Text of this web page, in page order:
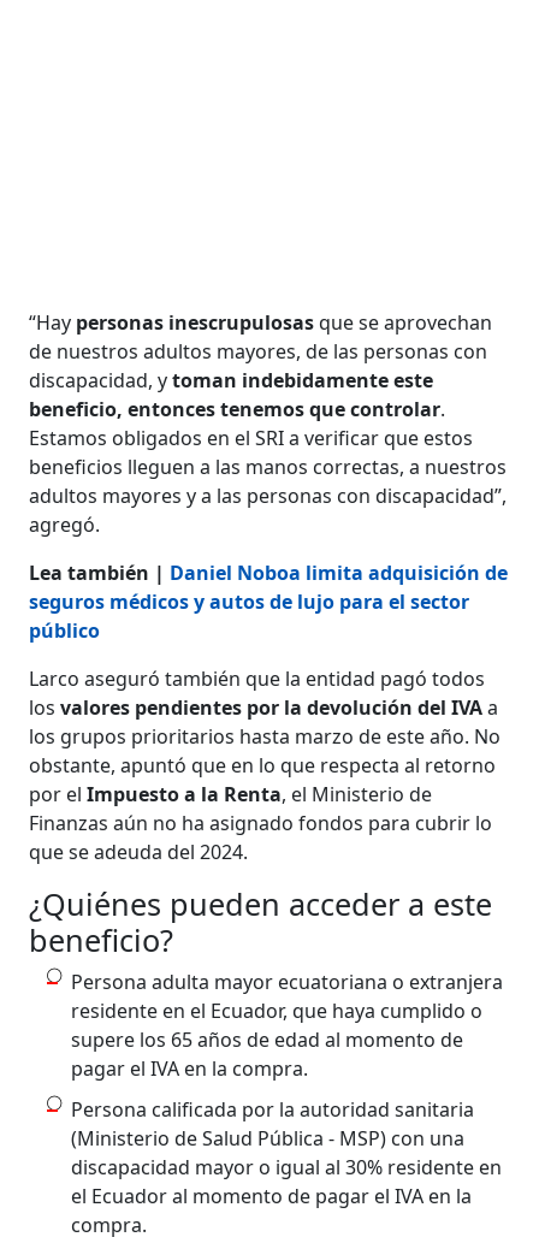
“Hay personas inescrupulosasque se aprovechan
de nuestros adultos mayores, de las personas con
discapacidad, ytoman indebidamente este
beneficio, entonces tenemos que controlar.
Estamos obligados en el SRI a verificar que estos
beneficios lleguen a las manos correctas, a nuestros
adultos mayores y a las personas con discapacidad”,
agregó.
Lea también | Daniel Noboa limita adquisición de
seguros médicos y autos de lujo para el sector
público
Larco aseguró también que la entidad pagó todos
los valores pendientes por la devolución del IVAa
los grupos prioritarios hasta marzo de este año. No
obstante, apuntó que en lo que respecta al retorno
por elImpuesto a la Renta, el Ministerio de
Finanzas aún no ha asignado fondos para cubrir lo
que se adeuda del 2024.
¿Quiénes pueden acceder a este
beneficio?
Persona adulta mayor ecuatoriana o extranjera
residente en el Ecuador, que haya cumplido o
supere los 65 años de edad al momento de
pagar el IVA en la compra.
Persona calificada por la autoridad sanitaria
(Ministerio de Salud Pública - MSP) con una
discapacidad mayor o igual al 30% residente en
el Ecuador al momento de pagar el IVA en la
compra.